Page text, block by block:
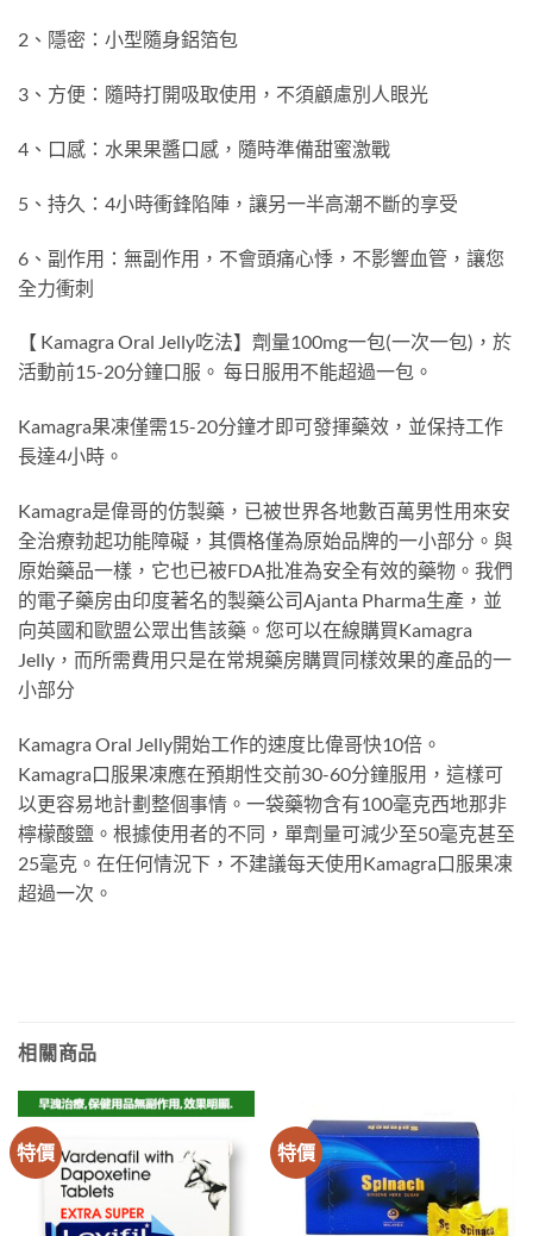
2、隱密：小型隨身鋁箔包
3、方便：隨時打開吸取使用，不須顧慮別人眼光
4、口感：水果果醬口感，隨時準備甜蜜激戰
5、持久：4小時衝鋒陷陣，讓另一半高潮不斷的享受
6、副作用：無副作用，不會頭痛心悸，不影響血管，讓您
全力衝刺
【 Kamagra Oral Jelly吃法】劑量100mg一包(一次一包)，於
活動前15-20分鐘口服。 每日服用不能超過一包。
Kamagra果凍僅需15-20分鐘才即可發揮藥效，並保持工作
長達4小時。
Kamagra是偉哥的仿製藥，已被世界各地數百萬男性用來安
全治療勃起功能障礙，其價格僅為原始品牌的一小部分。與
原始藥品一樣，它也已被FDA批准為安全有效的藥物。我們
的電子藥房由印度著名的製藥公司Ajanta Pharma生產，並
向英國和歐盟公眾出售該藥。您可以在線購買Kamagra
Jelly，而所需費用只是在常規藥房購買同樣效果的產品的一
小部分
Kamagra Oral Jelly開始工作的速度比偉哥快10倍。
Kamagra口服果凍應在預期性交前30-60分鐘服用，這樣可
以更容易地計劃整個事情。一袋藥物含有100毫克西地那非
檸檬酸鹽。根據使用者的不同，單劑量可減少至50毫克甚至
25毫克。在任何情況下，不建議每天使用Kamagra口服果凍
超過一次。
相關商品
特價 特價